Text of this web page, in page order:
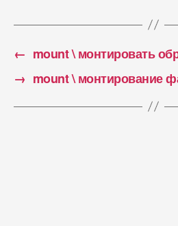
← mount \ монтировать
→ mount \ монтирование